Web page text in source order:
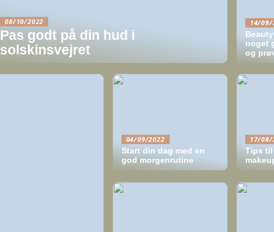
08/10/2022
Pas godt på din hud i
solskinsvejret
14/09/
noget
og
04/09/2022
Start din dag med en
god morgenrutine
17/08/
Tips